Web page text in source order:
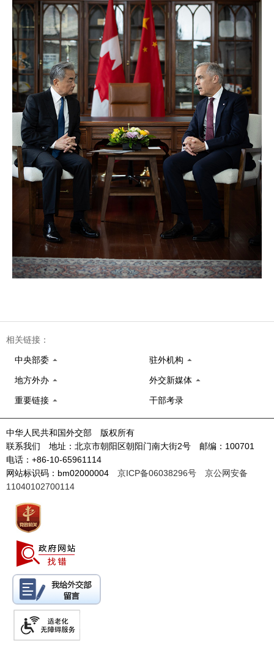
相关链接：
中央部委 驻外机构
地方外办 外交新媒体
重要链接 干部考录
中华人民共和国外交部 版权所有
联系我们 地址：北京市朝阳区朝阳门南大街2号 邮编：100701
电话：+86-10-65961114
网站标识码：bm02000004 京ICP备06038296号
京公网安备
11040102700114